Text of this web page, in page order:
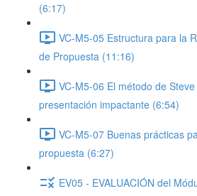
(6:17)
VC-M5-05 Estructura para la
de Propuesta (11:16)
VC-M5-06 El método de
presentación impactante (6:54)
VC-M5-07 Buenas prácticas
propuesta (6:27)
EV05 - EVALUACIÓN del